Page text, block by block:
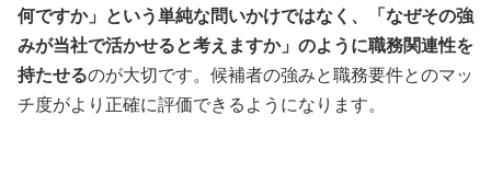
何ですか」という単純な問いかけではなく、「なぜその強
みが当社で活かせると考えますか」のように職務関連性を
持たせるのが大切です。候補者の強みと職務要件とのマッ
チ度がより正確に評価できるようになります。